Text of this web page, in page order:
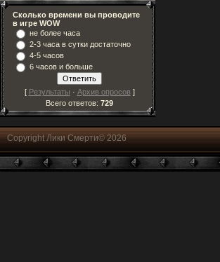
Сколько времени вы проводите
в игре WOW
не более часа
2-3 часа в сутки достаточно
4-5 часов
6 часов и больше
[ Результаты · Архив опросов ]
Всего ответов: 729
Copyright Лики Смерти© 2026